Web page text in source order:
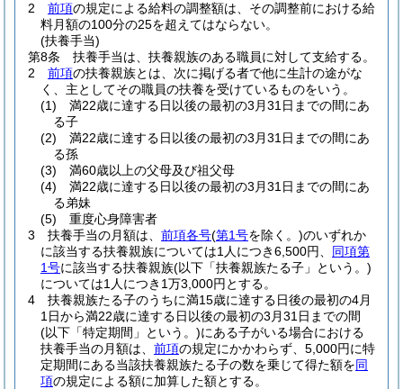
2
前項の規定による給料の調整額は、その調整前における給
料月額の100分の25を超えてはならない。
(扶養手当)
第8条
扶養手当は、扶養親族のある職員に対して支給する。
2
前項の扶養親族とは、次に掲げる者で他に生計の途がな
く、主としてその職員の扶養を受けているものをいう。
(1)
満22歳に達する日以後の最初の3月31日までの間にあ
る子
(2)
満22歳に達する日以後の最初の3月31日までの間にあ
る孫
(3)
満60歳以上の父母及び祖父母
(4)
満22歳に達する日以後の最初の3月31日までの間にあ
る弟妹
(5)
重度心身障害者
3
扶養手当の月額は、 前項各号(第1号を除く。)のいずれか
に該当する扶養親族については1人につき6,500円、 同項第
1号に該当する扶養親族(以下「扶養親族たる子」という。)
については1人につき1万3,000円とする。
4
扶養親族たる子のうちに満15歳に達する日後の最初の4月
1日から満22歳に達する日以後の最初の3月31日までの間
(以下「特定期間」という。)にある子がいる場合における
扶養手当の月額は、 前項の規定にかかわらず、5,000円に特
定期間にある当該扶養親族たる子の数を乗じて得た額を同
項の規定による額に加算した額とする。